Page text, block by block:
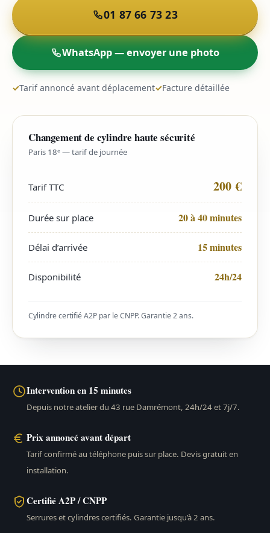
01 87 66 73 23
WhatsApp — envoyer une photo
✓Tarif annoncé avant déplacement✓Facture détaillée
Changement de cylindre haute sécurité
Paris 18ᵉ — tarif de journée
Tarif TTC 200 €
Durée sur place 20 à 40 minutes
Délai d’arrivée 15 minutes
Disponibilité 24h/24
Cylindre certifié A2P par le CNPP. Garantie 2 ans.
Intervention en 15 minutes
Depuis notre atelier du 43 rue Damrémont, 24h/24 et 7j/7.
Prix annoncé avant départ
Tarif confirmé au téléphone puis sur place. Devis gratuit en
installation.
Certifié A2P / CNPP
Serrures et cylindres certifiés. Garantie jusqu’à 2 ans.